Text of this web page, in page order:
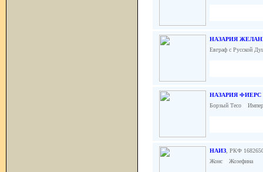
НАЗАРИЯ
Евграф с Русской
НАЗАРИЯ
Борзый Тесо
НАИЗ , РКФ
Жонс
Жозефина